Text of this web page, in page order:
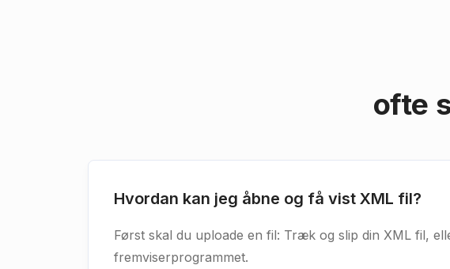
ofte
Hvordan kan jeg åbne og få vist XML fil?
Først skal du uploade en fil: Træk og slip din XML fil,
fremviserprogrammet.